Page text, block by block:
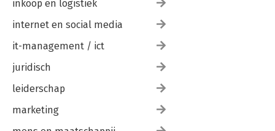
inkoop en logistiek
internet en social media
it-management / ict
juridisch
leiderschap
marketing